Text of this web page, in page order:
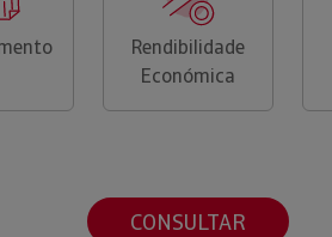
Rendibilidade
Económica
CONSULTAR